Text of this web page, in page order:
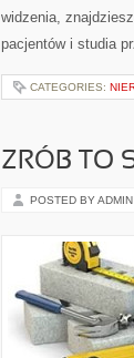
widzenia,
pacjentów i studia
CATEGORIES:
ZRÓB TO
POSTED BY ADMIN